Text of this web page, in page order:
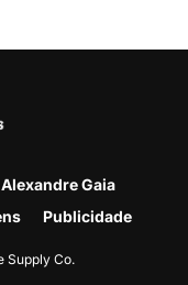
Gaia
Publicidade
Supply Co.